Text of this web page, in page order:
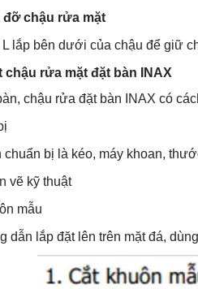
chậu rửa mặt
lắp bên dưới của chậu để giữ
chậu rửa mặt đặt bàn INAX
chậu rửa đặt bàn INAX có
chuẩn bị là kéo, máy khoan,
vẽ kỹ thuật
mẫu
lắp đặt lên trên mặt đá,